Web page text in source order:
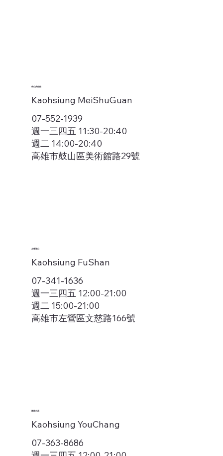
鼓山美術館
Kaohsiung MeiShuGuan
07-552-1939
週一三四五 11:30-20:40
週二 14:00-20:40
高雄市鼓山區美術館路29號
左營福山
Kaohsiung FuShan
07-341-1636
週一三四五 12:00-21:00
週二 15:00-21:00
高雄市左營區文慈路166號
楠梓右昌
Kaohsiung YouChang
07-363-8686